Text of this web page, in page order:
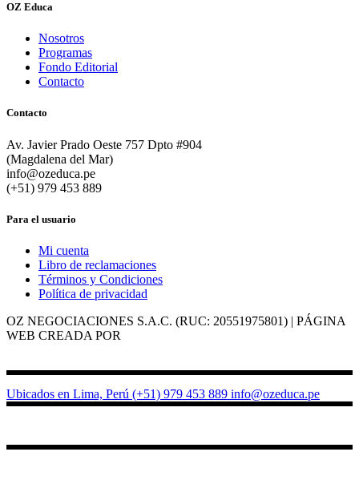
OZ Educa
Nosotros
Programas
Fondo Editorial
Contacto
Contacto
Av. Javier Prado Oeste 757 Dpto #904
(Magdalena del Mar)
info@ozeduca.pe
(+51) 979 453 889
Para el usuario
Mi cuenta
Libro de reclamaciones
Términos y Condiciones
Política de privacidad
OZ NEGOCIACIONES S.A.C. (RUC: 20551975801) | PÁGINA
WEB CREADA POR
Ubicados en Lima, Perú (+51) 979 453 889 info@ozeduca.pe